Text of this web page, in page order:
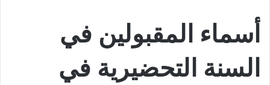
أسماء المقبولين في
السنة التحضيرية في